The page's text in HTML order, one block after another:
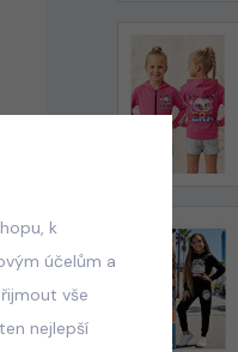
k
účelům a
vše
nejlepší